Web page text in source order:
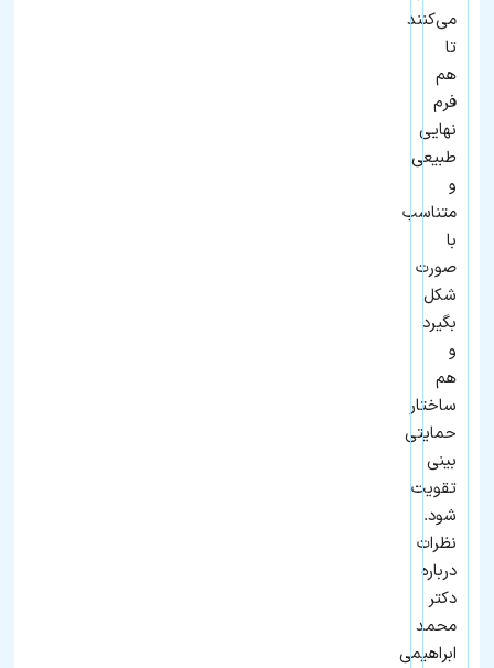
می‌کنند
تا
هم
فرم
نهایی
طبیعی
و
متناسب
با
صورت
شکل
بگیرد
و
هم
ساختار
حمایتی
بینی
تقویت
شود.
نظرات
درباره
دکتر
محمد
ابراهیمی